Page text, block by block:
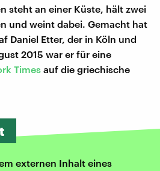
steht an einer Küste, hält zwei
und weint dabei. Gemacht hat
Daniel Etter, der in Köln und
2015 war er für eine
Times auf die griechische
externen Inhalt eines